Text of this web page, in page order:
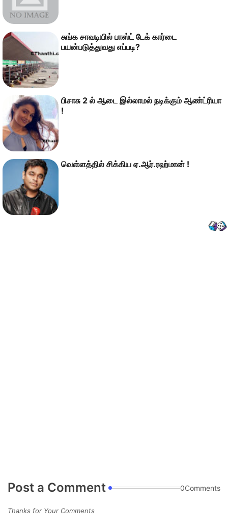
சுங்க சாவடியில் பாஸ்ட் டேக் கார்டை
பயன்படுத்துவது எப்படி?
பிசாசு 2 ல் ஆடை இல்லாமல் நடிக்கும் ஆண்ட்ரியா
!
வெள்ளத்தில் சிக்கிய ஏ.ஆர்.ரஹ்மான் !
Post a Comment 0Comments
Thanks for Your Comments